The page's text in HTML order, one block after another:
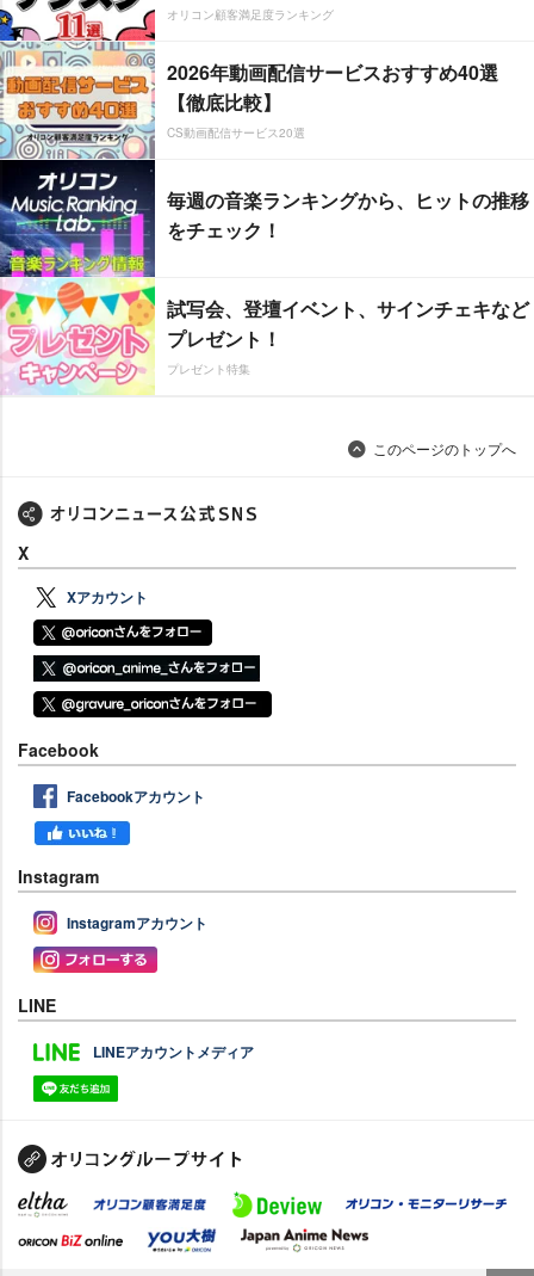
オリコン顧客満足度ランキング
2026年動画配信サービスおすすめ40選
【徹底比較】
CS動画配信サービス20選
毎週の音楽ランキングから、ヒットの推移
をチェック！
試写会、登壇イベント、サインチェキなど
プレゼント！
プレゼント特集
このページのトップへ
X
Xアカウント
Facebook
Facebookアカウント
Instagram
Instagramアカウント
LINE
LINEアカウントメディア